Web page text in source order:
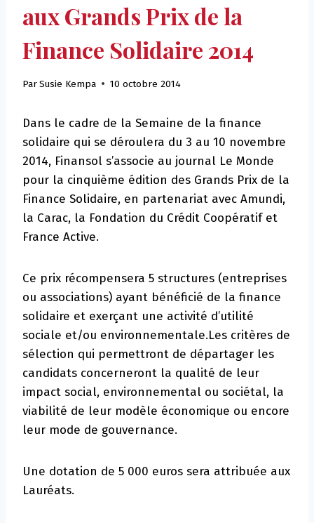
aux Grands Prix de la
Finance Solidaire 2014
ParSusie Kempa 10 octobre 2014
Dans le cadre de la Semaine de la finance
solidaire qui se déroulera du 3 au 10 novembre
2014, Finansol s’associe au journal Le Monde
pour la cinquième édition des Grands Prix de la
Finance Solidaire, en partenariat avec Amundi,
la Carac, la Fondation du Crédit Coopératif et
France Active.
Ce prix récompensera 5 structures (entreprises
ou associations) ayant bénéficié de la finance
solidaire et exerçant une activité d’utilité
sociale et/ou environnementale.Les critères de
sélection qui permettront de départager les
candidats concerneront la qualité de leur
impact social, environnemental ou sociétal, la
viabilité de leur modèle économique ou encore
leur mode de gouvernance.
Une dotation de 5 000 euros sera attribuée aux
Lauréats.